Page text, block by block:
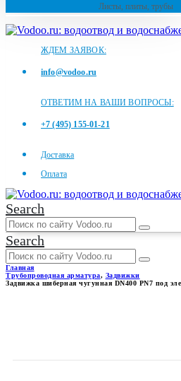
Листы, плиты, трубы
ЖДЕМ ЗАЯВОК:
info@vodoo.ru
ОТВЕТИМ НА ВАШИ ВОПРОСЫ:
+7 (495) 155-01-21
Доставка
Оплата
Search
Search
Главная
Трубопроводная арматура, Задвижки
Задвижка шиберная чугунная DN400 PN7 под